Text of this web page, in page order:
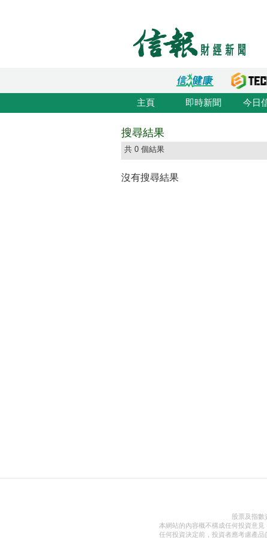
主頁 即時新聞 今日
搜尋結果
共 0 個結果
沒有搜尋結果
股票及指數
本網站的內容概不構成任何投資意
任何投資決定前，投資者應考慮產